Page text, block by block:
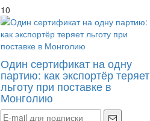
10
Один сертификат на одну
партию: как экспортёр теряет
льготу при поставке в
Монголию